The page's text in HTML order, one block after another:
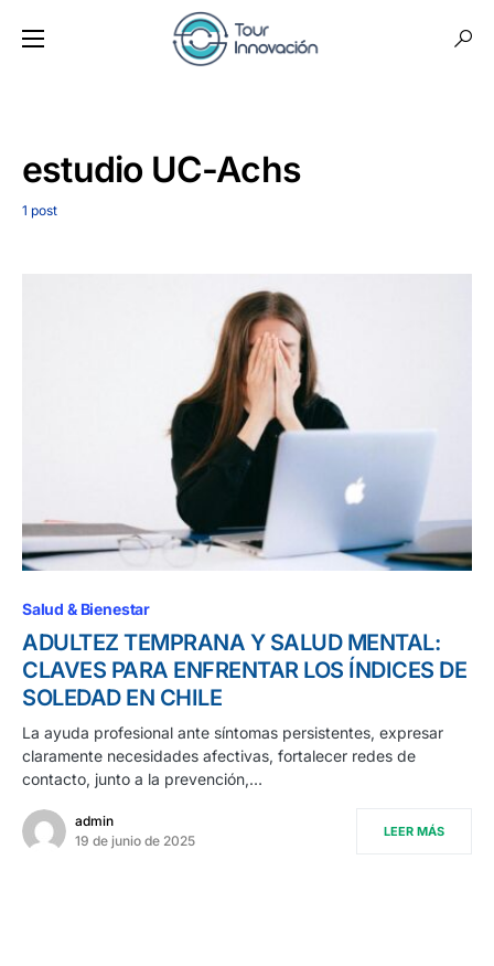
estudio UC-Achs
1 post
Salud & Bienestar
ADULTEZ TEMPRANA Y SALUD MENTAL:
CLAVES PARA ENFRENTAR LOS ÍNDICES DE
SOLEDAD EN CHILE
La ayuda profesional ante síntomas persistentes, expresar
claramente necesidades afectivas, fortalecer redes de
contacto, junto a la prevención,…
admin
19 de junio de 2025
LEER MÁS